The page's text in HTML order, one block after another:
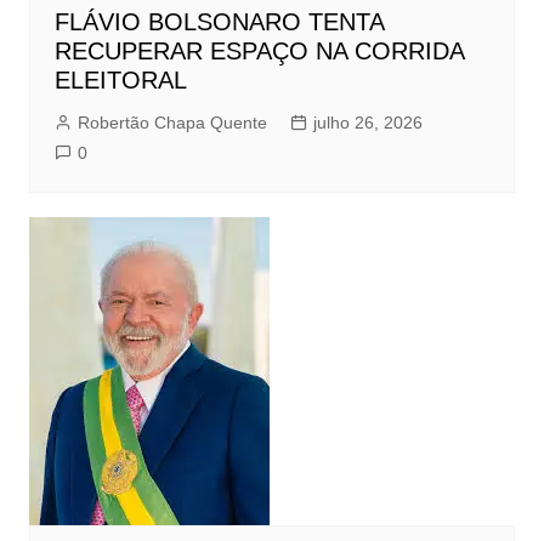
FLÁVIO BOLSONARO TENTA
RECUPERAR ESPAÇO NA CORRIDA
ELEITORAL
Robertão Chapa Quente
julho 26, 2026
0